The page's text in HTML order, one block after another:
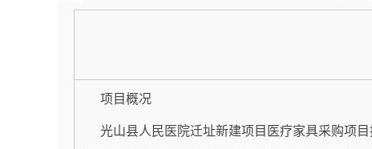
项目概况
光山县人民医院迁址新建项目医疗家具采购项目